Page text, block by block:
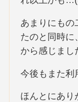
あまりにもの
たのと同時に
から感じまし
今後もまた利
ほんとにあり